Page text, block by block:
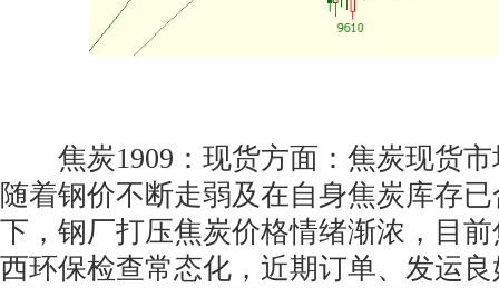
焦炭1909：现货方面：焦炭现货市
随着钢价不断走弱及在自身焦炭库存
下，钢厂打压焦炭价格情绪渐浓，目
西环保检查常态化，近期订单、发运